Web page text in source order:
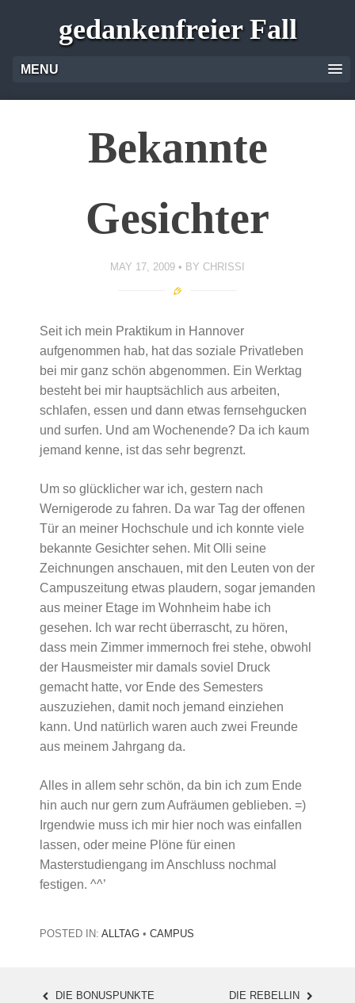
gedankenfreier Fall
MENU
Bekannte
Gesichter
MAY 17, 2009 BY CHRISSI
Seit ich mein Praktikum in Hannover
aufgenommen hab, hat das soziale Privatleben
bei mir ganz schön abgenommen. Ein Werktag
besteht bei mir hauptsächlich aus arbeiten,
schlafen, essen und dann etwas fernsehgucken
und surfen. Und am Wochenende? Da ich kaum
jemand kenne, ist das sehr begrenzt.
Um so glücklicher war ich, gestern nach
Wernigerode zu fahren. Da war Tag der offenen
Tür an meiner Hochschule und ich konnte viele
bekannte Gesichter sehen. Mit Olli seine
Zeichnungen anschauen, mit den Leuten von der
Campuszeitung etwas plaudern, sogar jemanden
aus meiner Etage im Wohnheim habe ich
gesehen. Ich war recht überrascht, zu hören,
dass mein Zimmer immernoch frei stehe, obwohl
der Hausmeister mir damals soviel Druck
gemacht hatte, vor Ende des Semesters
auszuziehen, damit noch jemand einziehen
kann. Und natürlich waren auch zwei Freunde
aus meinem Jahrgang da.
Alles in allem sehr schön, da bin ich zum Ende
hin auch nur gern zum Aufräumen geblieben. =)
Irgendwie muss ich mir hier noch was einfallen
lassen, oder meine Plöne für einen
Masterstudiengang im Anschluss nochmal
festigen. ^^’
POSTED IN: ALLTAG • CAMPUS
DIE BONUSPUNKTE DIE REBELLIN